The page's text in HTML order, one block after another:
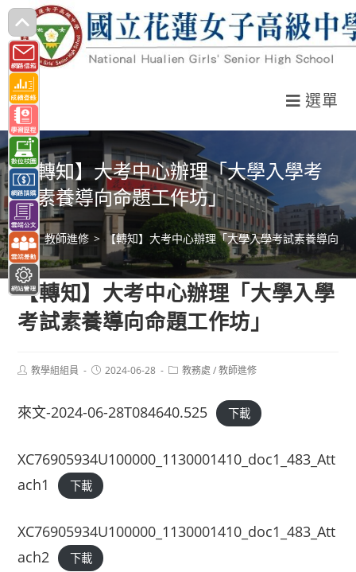
跳
轉
至
主
要
內
容
選單
【轉知】大考中心辦理「大學入學考
試素養導向命題工作坊」
> 教師進修 > 【轉知】大考中心辦理「大學入學考試素養導向命
【轉知】大考中心辦理「大學入學
考試素養導向命題工作坊」
Post教學組組員
Post2024-06-28
Post教務處 / 教師進修
來文-2024-06-28T084640.525 下載
XC76905934U100000_1130001410_doc1_483_Att
ach1
下載
XC76905934U100000_1130001410_doc1_483_Att
ach2
下載